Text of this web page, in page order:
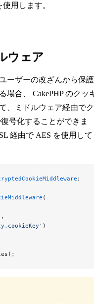
用します。
ウェア
ーザーの改ざんから保
場合、 CakePHP のクッ
、ミドルウェア経由で
号化することができま
経由で AES を使用して
;
(
)